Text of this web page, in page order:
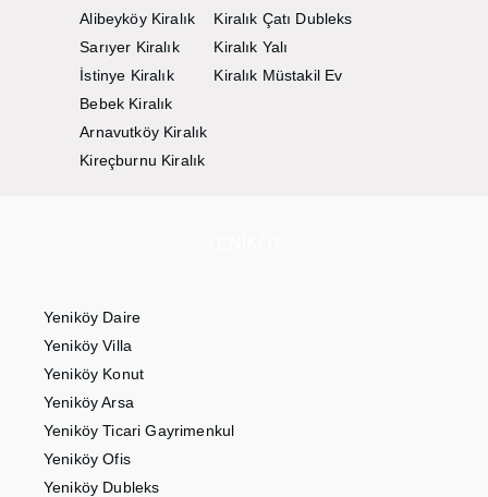
Alibeyköy Kiralık
Sarıyer Kiralık
İstinye Kiralık
Bebek Kiralık
Arnavutköy Kiralık
Kireçburnu Kiralık
Kiralık Çatı Dubleks
Kiralık Yalı
Kiralık Müstakil Ev
Yeniköy Daire
Yeniköy Villa
Yeniköy Konut
Yeniköy Arsa
Yeniköy Ticari Gayrimenkul
Yeniköy Ofis
Yeniköy Dubleks